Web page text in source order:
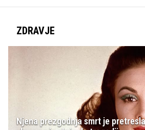
ZDRAVJE
Njena prezgodnja smrt je